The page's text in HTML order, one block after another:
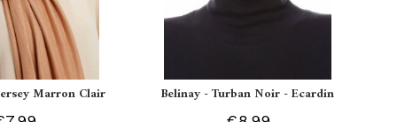
Marron Clair Belinay - Turban Noir - Ecardin